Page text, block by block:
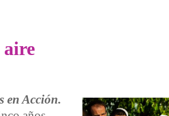
aire
en Acción.